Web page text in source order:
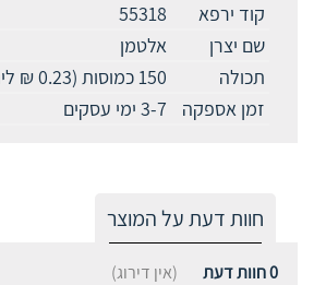
קוד ירפא
55318
שם יצרן
אלטמן
תכולה
150 כמוסות (0.23 ₪ ליחידה)
זמן אספקה
3-7 ימי עסקים
חוות דעת על המוצר
0חוות דעת (אין דירוג)